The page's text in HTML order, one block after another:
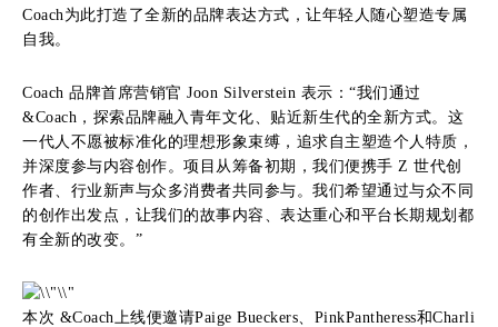
Coach为此打造了全新的品牌表达方式，让年轻人随心塑造专属
自我。
Coach 品牌首席营销官 Joon Silverstein 表示：“我们通过
&Coach，探索品牌融入青年文化、贴近新生代的全新方式。这
一代人不愿被标准化的理想形象束缚，追求自主塑造个人特质，
并深度参与内容创作。项目从筹备初期，我们便携手 Z 世代创
作者、行业新声与众多消费者共同参与。我们希望通过与众不同
的创作出发点，让我们的故事内容、表达重心和平台长期规划都
有全新的改变。”
本次 &Coach上线便邀请Paige Bueckers、PinkPantheress和Charli